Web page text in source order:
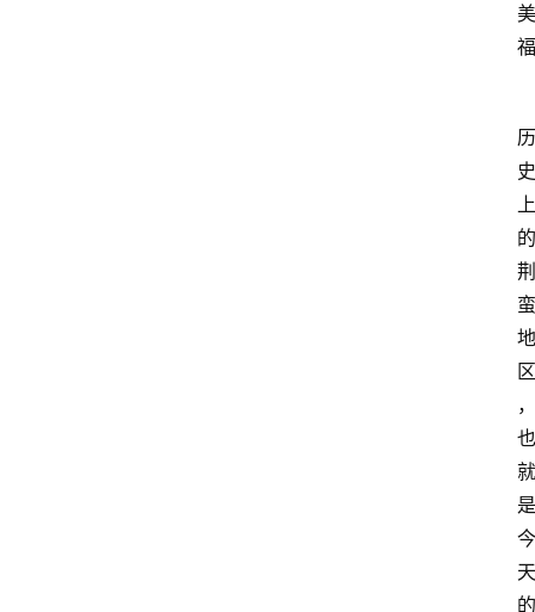
美
福
历
史
上
的
荆
蛮
地
区
，
也
就
是
今
天
的